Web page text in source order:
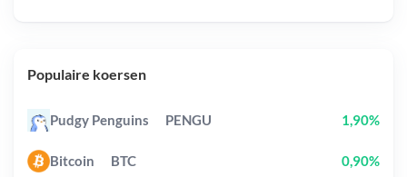
Populaire koersen
Pudgy Penguins PENGU 1,90%
Bitcoin BTC 0,90%